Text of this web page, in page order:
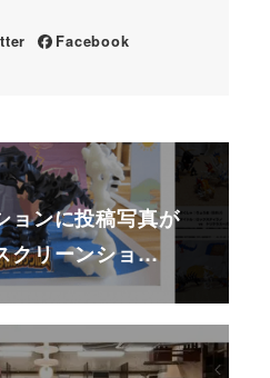
Facebook
ョンに投稿写真が
クリーンショ…